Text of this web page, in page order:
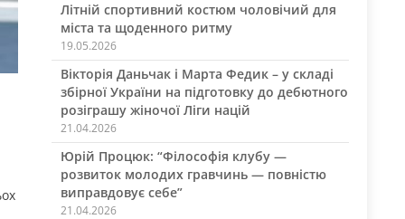
Літній спортивний костюм чоловічий для
міста та щоденного ритму
19.05.2026
Вікторія Даньчак і Марта Федик – у складі
збірної України на підготовку до дебютного
розіграшу жіночої Ліги націй
21.04.2026
Юрій Процюк: “Філософія клубу —
розвиток молодих гравчинь — повністю
виправдовує себе”
21.04.2026